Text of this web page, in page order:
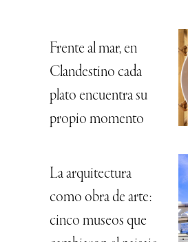
Frente al mar, en
Clandestino cada
plato encuentra su
propio momento
La arquitectura
como obra de arte:
cinco museos que